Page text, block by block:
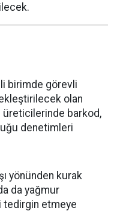
birimde görevli
olan
barkod,
denetimleri
yönünden kurak
da yağmur
tedirgin etmeye